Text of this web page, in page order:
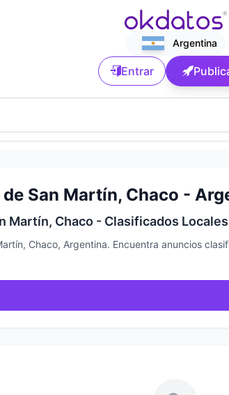
Argentina
Entrar
San Martín, Chaco -
Martín, Chaco - Clasificados Locales
Chaco, Argentina. Encuentra anuncios